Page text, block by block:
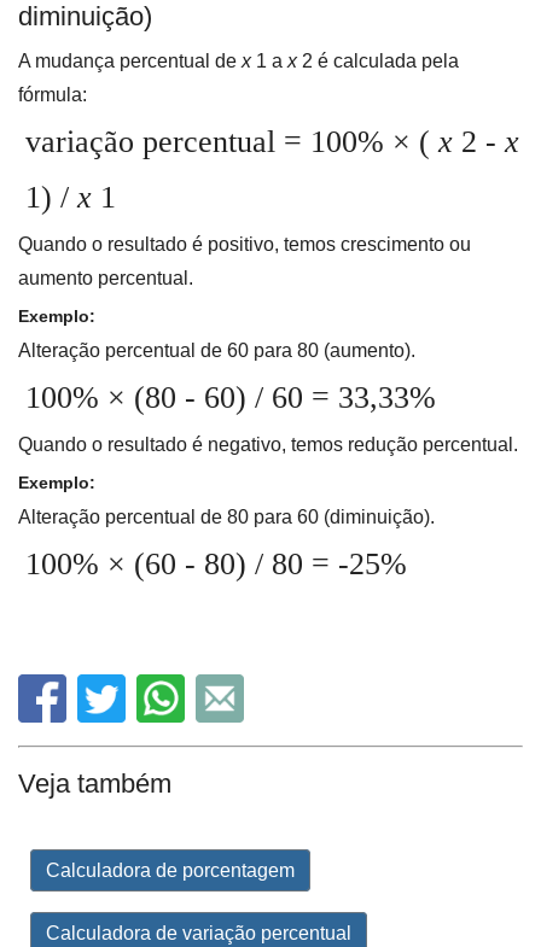
diminuição)
A mudança percentual de x1 a x2 é calculada pela
fórmula:
variação percentual = 100% × (x 2 -x
1) /x 1
Quando o resultado é positivo, temos crescimento ou
aumento percentual.
Exemplo:
Alteração percentual de 60 para 80 (aumento).
100% × (80 - 60) / 60 = 33,33%
Quando o resultado é negativo, temos redução percentual.
Exemplo:
Alteração percentual de 80 para 60 (diminuição).
100% × (60 - 80) / 80 = -25%
Veja também
Calculadora de porcentagem
Calculadora de variação percentual